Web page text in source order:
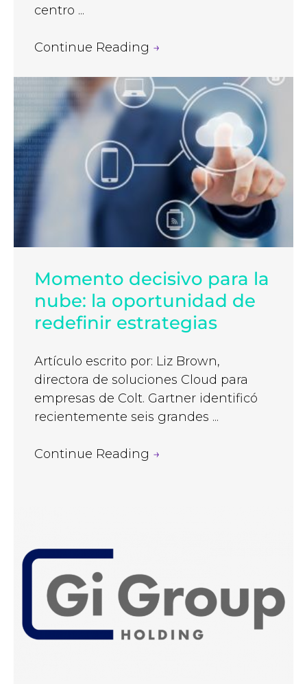
centro ...
Continue Reading →
Momento decisivo para la
nube: la oportunidad de
redefinir estrategias
Artículo escrito por: Liz Brown,
directora de soluciones Cloud para
empresas de Colt. Gartner identificó
recientemente seis grandes ...
Continue Reading →